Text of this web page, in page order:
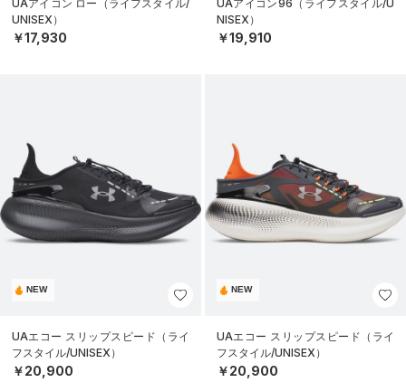
UAアイコン ロー（ライフスタイル/
UNISEX）
￥17,930
UAアイコン96（ライフスタイル/U
NISEX）
￥19,910
NEW
UAエコー スリップスピード（ライ
フスタイル/UNISEX）
￥20,900
NEW
UAエコー スリップスピード（ライ
フスタイル/UNISEX）
￥20,900